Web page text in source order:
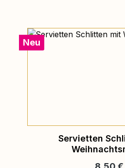
Neu
Servietten